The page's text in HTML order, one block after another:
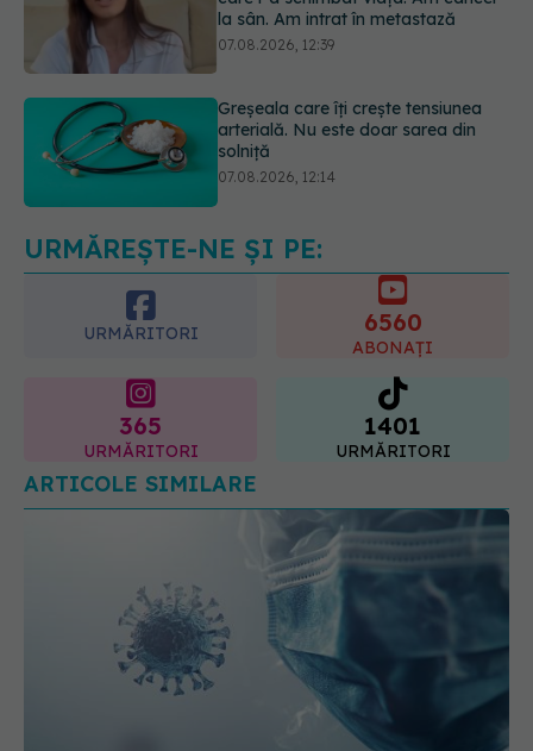
Greșeala care îți crește tensiunea
arterială. Nu este doar sarea din
solniță
PNRR: 174 de milioane de lei pentru
sănătate într-o singură săptămână.
Ce spitale primesc bani
URMĂREȘTE-NE ȘI PE:
URMĂRITORI 6560
ABONAȚI
365
URMĂRITORI
1401
URMĂRITORI
ARTICOLE SIMILARE